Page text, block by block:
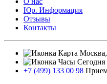
Юр. Информация
Отзывы
Контакты
Сегодня
+7 (499) 133 00 98